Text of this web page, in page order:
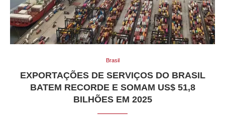
Brasil
EXPORTAÇÕES DE SERVIÇOS DO BRASIL
BATEM RECORDE E SOMAM US$ 51,8
BILHÕES EM 2025